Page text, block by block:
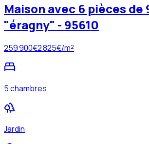
Maison avec 6 pièces de
"éragny" - 95610
259 900€2 825€/m²
5 chambres
Jardin